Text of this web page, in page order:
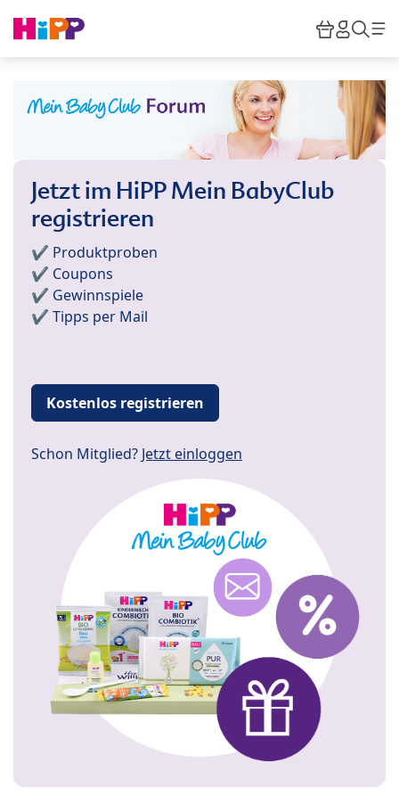
HiPP
Jetzt im HiPP Mein BabyClub
registrieren
✔️ Produktproben
✔️ Coupons
✔️ Gewinnspiele
✔️ Tipps per Mail
Kostenlos registrieren
Schon Mitglied? Jetzt einloggen